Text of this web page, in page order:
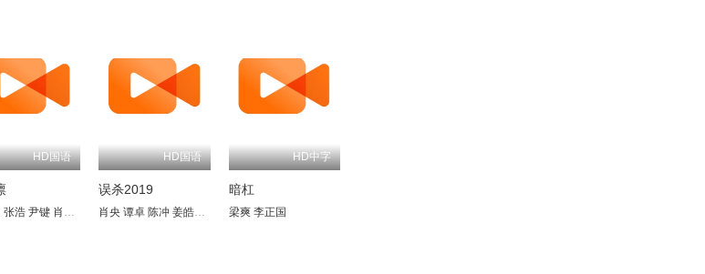
袁玫
·拉宾什 阿纳斯塔西娅·克拉索夫斯卡娅 Aleksandr Girenok
Molokwane Nomvelo Makhanya 德翁·洛茨 莫苏西·麦格诺
HD国语
张浩 尹键 肖琳扬
HD国语
误杀2019
肖央 谭卓 陈冲 姜皓文 秦沛 边天扬 许文姗
HD中字
暗杠
梁爽 李正国